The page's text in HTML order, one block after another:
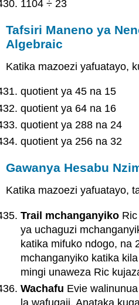
1104 ÷ 23
Tafsiri Maneno ya
Algebraic
Katika mazoezi yafuatayo,
quotient ya 45 na 15
quotient ya 64 na 16
quotient ya 288 na 24
quotient ya 256 na 32
Gawanya Hesabu
Katika mazoezi yafuatayo,
Trail mchanganyiko
ya uchaguzi
katika mifuko ndogo, na
mchanganyiko katika
mingi unaweza Ric
Wachafu Evie
la wafugaji. Anataka